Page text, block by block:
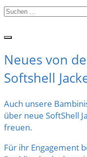
Suchen
Neues von
Softshell
Auch unsere
über neue SoftShell
freuen.
Für ihr Engagement